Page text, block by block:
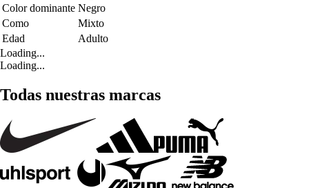
Color dominante Negro
Como
Mixto
Edad
Adulto
Loading...
Loading...
Todas nuestras marcas